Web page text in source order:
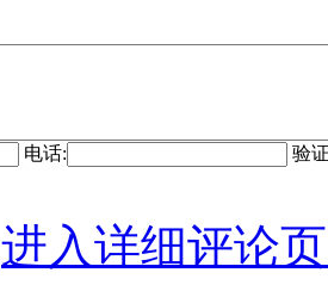
电话: 验
进入详细评论